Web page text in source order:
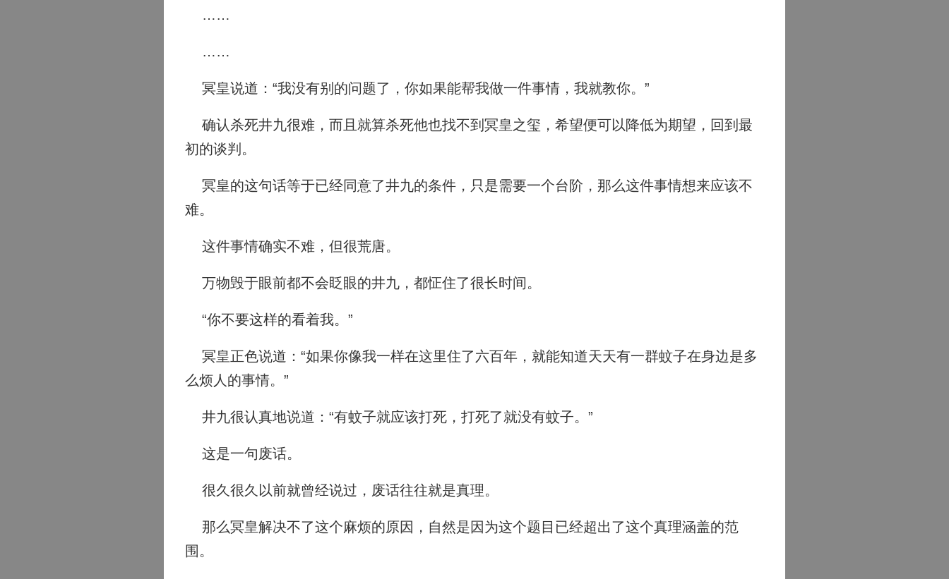
……
……
冥皇说道：“我没有别的问题了，你如果能帮我做一件事情，我就教你。”
确认杀死井九很难，而且就算杀死他也找不到冥皇之玺，希望便可以降低为期望，回到最
初的谈判。
冥皇的这句话等于已经同意了井九的条件，只是需要一个台阶，那么这件事情想来应该不
难。
这件事情确实不难，但很荒唐。
万物毁于眼前都不会眨眼的井九，都怔住了很长时间。
“你不要这样的看着我。”
冥皇正色说道：“如果你像我一样在这里住了六百年，就能知道天天有一群蚊子在身边是多
么烦人的事情。”
井九很认真地说道：“有蚊子就应该打死，打死了就没有蚊子。”
这是一句废话。
很久很久以前就曾经说过，废话往往就是真理。
那么冥皇解决不了这个麻烦的原因，自然是因为这个题目已经超出了这个真理涵盖的范
围。